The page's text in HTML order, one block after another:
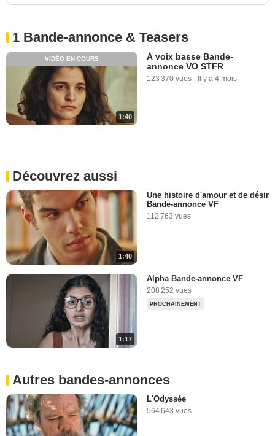
1 Bande-annonce & Teasers
1:40
VIDÉO EN COURS
À voix basse Bande-
annonce VO STFR
123 370 vues - Il y a 4 mois
Découvrez aussi
1:40
Une histoire d'amour et de désir
Bande-annonce VF
112 763 vues
1:17
Alpha Bande-annonce VF
208 252 vues
PROCHAINEMENT
Autres bandes-annonces
L'Odyssée
564 643 vues